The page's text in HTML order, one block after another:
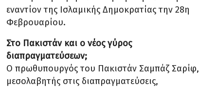
εναντίον της Ισλαμικής Δημοκρατίας την 28η
Φεβρουαρίου.
Στο Πακιστάν και ο νέος γύρος
διαπραγματεύσεων;
Ο πρωθυπουργός του Πακιστάν Σαμπάζ Σαρίφ,
μεσολαβητής στις διαπραγματεύσεις,